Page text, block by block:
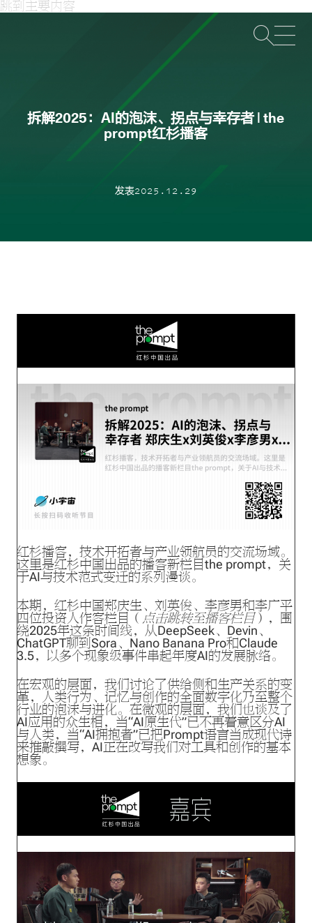
跳到主要内容
打
拆解2025：AI的泡沫、拐点与幸存者 | the
prompt红杉播客
发表2025.12.29
红杉播客，技术开拓者与产业领航员的交流场域。
这里是红杉中国出品的播客新栏目the prompt，关
于AI与技术范式变迁的系列漫谈。
本期，红杉中国郑庆生、刘英俊、李彦男和李广平
四位投资人作客栏目（ 点击跳转至播客栏目），围
绕2025年这条时间线，从DeepSeek、Devin、
ChatGPT聊到Sora、Nano Banana Pro和Claude
3.5，以多个现象级事件串起年度AI的发展脉络。
在宏观的层面，我们讨论了供给侧和生产关系的变
革，人类行为、记忆与创作的全面数字化乃至整个
行业的泡沫与进化。在微观的层面，我们也谈及了
AI应用的众生相，当“AI原生代”已不再着意区分AI
与人类，当“AI拥抱者”已把Prompt语言当成现代诗
来推敲撰写，AI正在改写我们对工具和创作的基本
想象。